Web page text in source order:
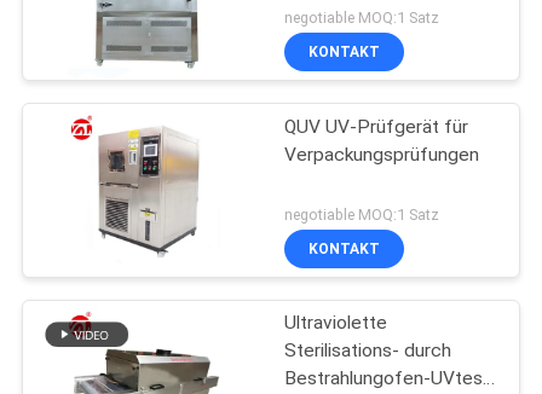
Beschichtungen,
Automobil, Plastik usw.
negotiable MOQ:1 Satz
KONTAKT
QUV UV-Prüfgerät für
Verpackungsprüfungen
negotiable MOQ:1 Satz
KONTAKT
Ultraviolette
Sterilisations- durch
Bestrahlungofen-UVtest-